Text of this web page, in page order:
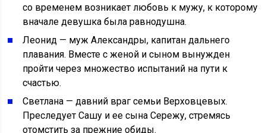
со временем возникает любовь к мужу, к которому
вначале девушка была равнодушна.
Леонид — муж Александры, капитан дальнего
плавания. Вместе с женой и сыном вынужден
пройти через множество испытаний на пути к
счастью.
Светлана — давний враг семьи Верховцевых.
Преследует Сашу и ее сына Сережу, стремясь
отомстить за прежние обиды.